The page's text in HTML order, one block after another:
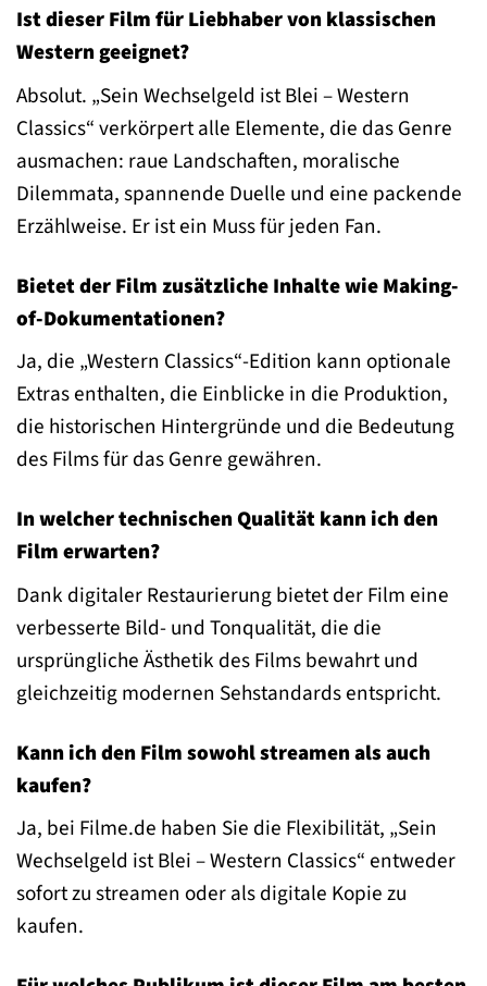
Ist dieser Film für Liebhaber von klassischen
Western geeignet?
Absolut. „Sein Wechselgeld ist Blei – Western
Classics“ verkörpert alle Elemente, die das Genre
ausmachen: raue Landschaften, moralische
Dilemmata, spannende Duelle und eine packende
Erzählweise. Er ist ein Muss für jeden Fan.
Bietet der Film zusätzliche Inhalte wie Making-
of-Dokumentationen?
Ja, die „Western Classics“-Edition kann optionale
Extras enthalten, die Einblicke in die Produktion,
die historischen Hintergründe und die Bedeutung
des Films für das Genre gewähren.
In welcher technischen Qualität kann ich den
Film erwarten?
Dank digitaler Restaurierung bietet der Film eine
verbesserte Bild- und Tonqualität, die die
ursprüngliche Ästhetik des Films bewahrt und
gleichzeitig modernen Sehstandards entspricht.
Kann ich den Film sowohl streamen als auch
kaufen?
Ja, bei Filme.de haben Sie die Flexibilität, „Sein
Wechselgeld ist Blei – Western Classics“ entweder
sofort zu streamen oder als digitale Kopie zu
kaufen.